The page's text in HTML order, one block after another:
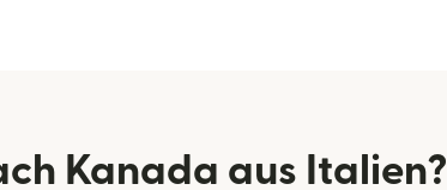
Kanada aus Italien?